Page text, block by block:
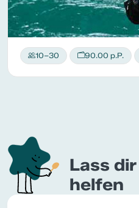
10–30 90.00 p.P.
Lass
helfen